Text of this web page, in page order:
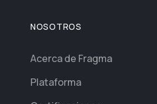
NOSOTROS
Acerca de Fragma
Plataforma